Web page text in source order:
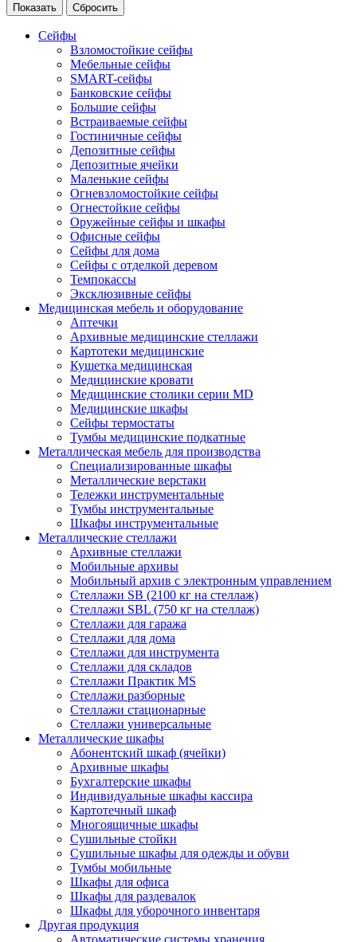
Сейфы
Взломостойкие сейфы
Мебельные сейфы
SMART-сейфы
Банковские сейфы
Большие сейфы
Встраиваемые сейфы
Гостиничные сейфы
Депозитные сейфы
Депозитные ячейки
Маленькие сейфы
Огневзломостойкие сейфы
Огнестойкие сейфы
Оружейные сейфы и шкафы
Офисные сейфы
Сейфы для дома
Сейфы с отделкой деревом
Темпокассы
Эксклюзивные сейфы
Медицинская мебель и оборудование
Аптечки
Архивные медицинские стеллажи
Картотеки медицинские
Кушетка медицинская
Медицинские кровати
Медицинские столики серии MD
Медицинские шкафы
Сейфы термостаты
Тумбы медицинские подкатные
Металлическая мебель для производства
Cпециализированные шкафы
Металлические верстаки
Тележки инструментальные
Тумбы инструментальные
Шкафы инструментальные
Металлические стеллажи
Архивные стеллажи
Мобильные архивы
Мобильный архив с электронным управлением
Стеллажи SB (2100 кг на стеллаж)
Стеллажи SBL (750 кг на стеллаж)
Стеллажи для гаража
Стеллажи для дома
Стеллажи для инструмента
Стеллажи для складов
Стеллажи Практик MS
Стеллажи разборные
Стеллажи стационарные
Стеллажи универсальные
Металлические шкафы
Абонентский шкаф (ячейки)
Архивные шкафы
Бухгалтерские шкафы
Индивидуальные шкафы кассира
Картотечный шкаф
Многоящичные шкафы
Сушильные стойки
Сушильные шкафы для одежды и обуви
Тумбы мобильные
Шкафы для офиса
Шкафы для раздевалок
Шкафы для уборочного инвентаря
Другая продукция
Автоматические системы хранения